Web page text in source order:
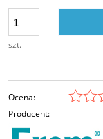
szt.
Ocena:
Producent: